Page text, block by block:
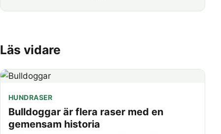
Läs vidare
HUNDRASER
Bulldoggar är flera raser med en
gemensam historia